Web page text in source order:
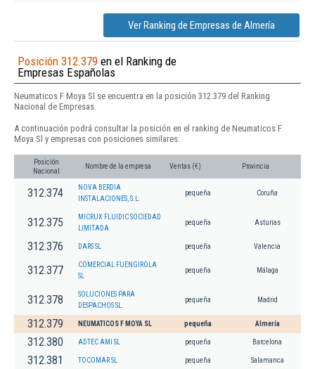
Ver Ranking de Empresas de Almería
Posición 312.379 en el Ranking de
Empresas Españolas
Neumaticos F Moya Sl se encuentra en la posición 312.379 del Ranking
Nacional de Empresas.
A continuación podrá consultar la posición en el ranking de Neumaticos F
Moya Sl y empresas con posiciones similares:
Posición
Nacional
Nombre de la empresa Ventas (€) Provincia
312.374
NOVA BERDIA
INSTALACIONES, S.L.
pequeña Coruña
312.375
MICRUX FLUIDIC SOCIEDAD
LIMITADA
pequeña Asturias
312.376 DARS SL pequeña Valencia
312.377
COMERCIAL FUENGIROLA
SL
pequeña Málaga
312.378
SOLUCIONES PARA
DESPACHOS SL.
pequeña Madrid
312.379 NEUMATICOS F MOYA SL pequeña Almería
312.380 ADTEC AMI SL pequeña Barcelona
312.381 TOCOMAR SL pequeña Salamanca